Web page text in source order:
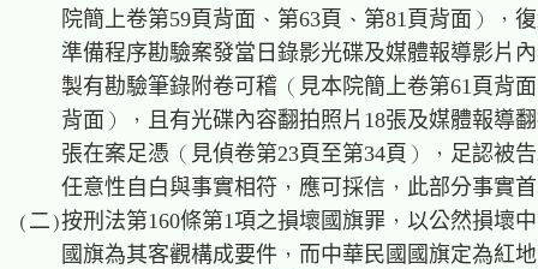
院簡上卷第59頁背面、第63頁、第81頁背面），
準備程序勘驗案發當日錄影光碟及媒體報導影片
製有勘驗筆錄附卷可稽（見本院簡上卷第61頁背
背面），且有光碟內容翻拍照片18張及媒體報導
張在案足憑（見偵卷第23頁至第34頁），足認被
任意性自白與事實相符，應可採信，此部分事實
(二)按刑法第160條第1項之損壞國旗罪，以公然損壞
國旗為其客觀構成要件，而中華民國國旗定為紅